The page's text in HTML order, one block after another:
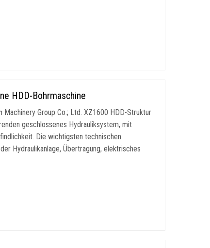
HDD-Bohrmaschine
Group Co.; Ltd. XZ1600 HDD-Struktur
geschlossenes Hydrauliksystem, mit
Die wichtigsten technischen
Hydraulikanlage, Übertragung, elektrisches